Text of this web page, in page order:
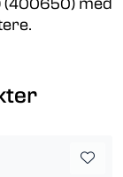
(400650) med